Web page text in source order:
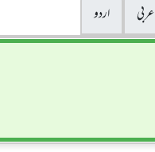
عربی
اردو